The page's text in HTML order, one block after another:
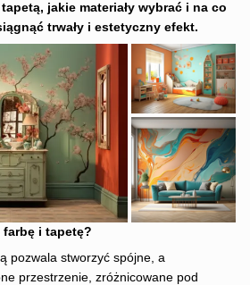
jakie materiały wybrać i na co
trwały i estetyczny efekt.
farbę i tapetę?
pozwala stworzyć spójne, a
przestrzenie, zróżnicowane pod